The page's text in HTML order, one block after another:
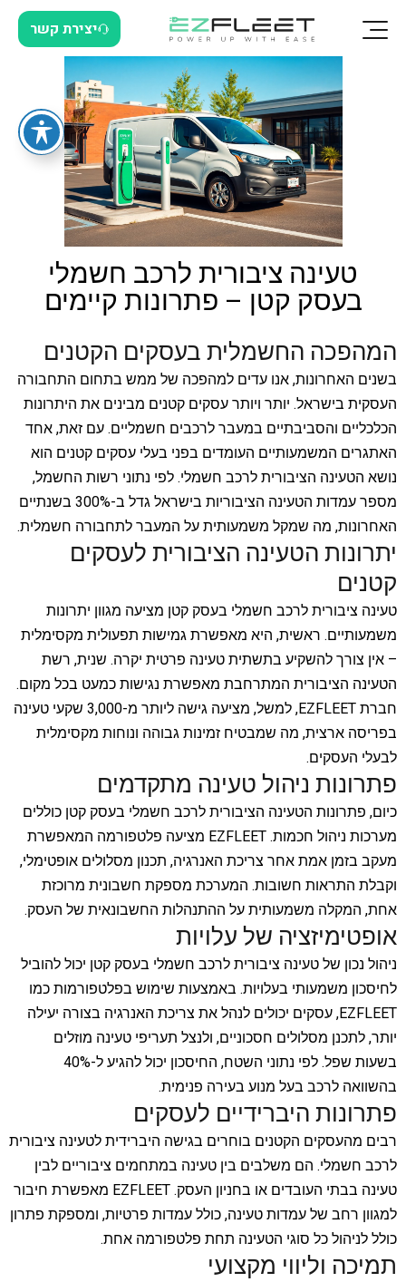
יצירת קשר
טעינה ציבורית לרכב חשמלי
בעסק קטן – פתרונות קיימים
המהפכה החשמלית בעסקים הקטנים
בשנים האחרונות, אנו עדים למהפכה של ממש בתחום התחבורה
העסקית בישראל. יותר ויותר עסקים קטנים מבינים את היתרונות
הכלכליים והסביבתיים במעבר לרכבים חשמליים. עם זאת, אחד
האתגרים המשמעותיים העומדים בפני בעלי עסקים קטנים הוא
נושא הטעינה הציבורית לרכב חשמלי. לפי נתוני רשות החשמל,
מספר עמדות הטעינה הציבוריות בישראל גדל ב-300% בשנתיים
האחרונות, מה שמקל משמעותית על המעבר לתחבורה חשמלית.
יתרונות הטעינה הציבורית לעסקים
קטנים
טעינה ציבורית לרכב חשמלי בעסק קטן מציעה מגוון יתרונות
משמעותיים. ראשית, היא מאפשרת גמישות תפעולית מקסימלית
– אין צורך להשקיע בתשתית טעינה פרטית יקרה. שנית, רשת
הטעינה הציבורית המתרחבת מאפשרת נגישות כמעט בכל מקום.
חברת EZFLEET, למשל, מציעה גישה ליותר מ-3,000 שקעי טעינה
בפריסה ארצית, מה שמבטיח זמינות גבוהה ונוחות מקסימלית
לבעלי העסקים.
פתרונות ניהול טעינה מתקדמים
כיום, פתרונות הטעינה הציבורית לרכב חשמלי בעסק קטן כוללים
מערכות ניהול חכמות. EZFLEET מציעה פלטפורמה המאפשרת
מעקב בזמן אמת אחר צריכת האנרגיה, תכנון מסלולים אופטימלי,
וקבלת התראות חשובות. המערכת מספקת חשבונית מרוכזת
אחת, המקלה משמעותית על ההתנהלות החשבונאית של העסק.
אופטימיזציה של עלויות
ניהול נכון של טעינה ציבורית לרכב חשמלי בעסק קטן יכול להוביל
לחיסכון משמעותי בעלויות. באמצעות שימוש בפלטפורמות כמו
EZFLEET, עסקים יכולים לנהל את צריכת האנרגיה בצורה יעילה
יותר, לתכנן מסלולים חסכוניים, ולנצל תעריפי טעינה מוזלים
בשעות שפל. לפי נתוני השטח, החיסכון יכול להגיע ל-40%
בהשוואה לרכב בעל מנוע בעירה פנימית.
פתרונות היברידיים לעסקים
רבים מהעסקים הקטנים בוחרים בגישה היברידית לטעינה ציבורית
לרכב חשמלי. הם משלבים בין טעינה במתחמים ציבוריים לבין
טעינה בבתי העובדים או בחניון העסק. EZFLEET מאפשרת חיבור
למגוון רחב של עמדות טעינה, כולל עמדות פרטיות, ומספקת פתרון
כולל לניהול כל סוגי הטעינה תחת פלטפורמה אחת.
תמיכה וליווי מקצועי